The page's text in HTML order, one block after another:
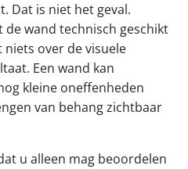
Dat is niet het geval.
de wand technisch geschikt
niets over de visuele
Een wand kan
kleine oneffenheden
van behang zichtbaar
u alleen mag beoordelen